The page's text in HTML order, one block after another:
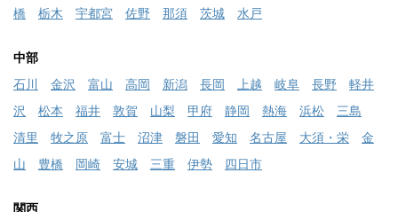
橋
栃木 宇都宮 佐野 那須 茨城 水戸
中部
石川
金沢 富山 高岡 新潟 長岡 上越 岐阜 長野
軽井
沢
松本 福井 敦賀 山梨 甲府 静岡 熱海 浜松
三島
清里
牧之原 富士 沼津 磐田 愛知 名古屋 大須・栄
金
山
豊橋 岡崎 安城 三重 伊勢 四日市
関西